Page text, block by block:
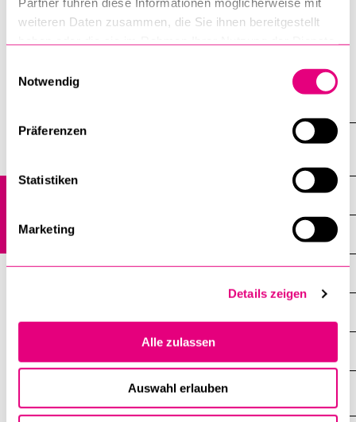
weiteren Daten zusammen, die Sie ihnen bereitgestellt
Notwendig
Präferenzen
Statistiken
Marketing
Details zeigen
Alle zulassen
Auswahl erlauben
Agenda
Lesung der Autorin Seraina Kobler mit anschliessender
Diskussion mit Prof. Dr. Boris Previšić, Seraina Kobler und
Themenabende «Alpen – Energie – Innovation» zu alpiner
Identität und ihrer Bedeutung für die Schweiz.